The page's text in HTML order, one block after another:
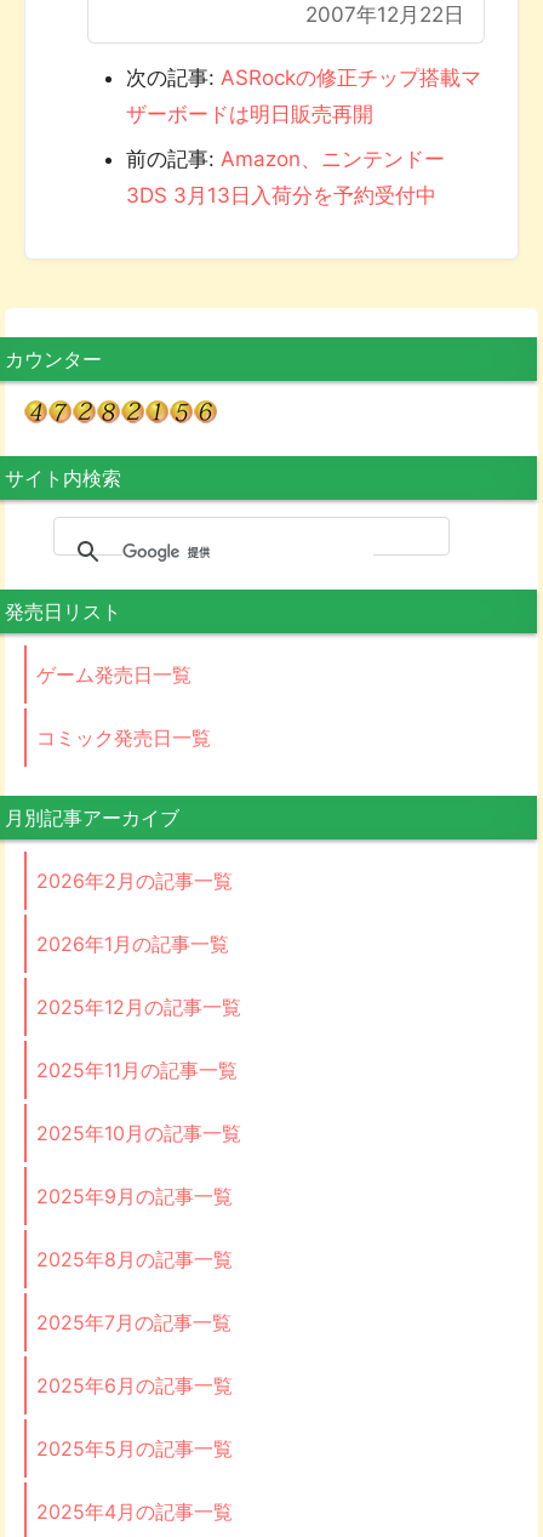
2007年12月22日
次の記事: ASRockの修正チップ搭載マ
ザーボードは明日販売再開
前の記事: Amazon、ニンテンドー
3DS 3月13日入荷分を予約受付中
カウンター
サイト内検索
発売日リスト
ゲーム発売日一覧
コミック発売日一覧
月別記事アーカイブ
2026年2月の記事一覧
2026年1月の記事一覧
2025年12月の記事一覧
2025年11月の記事一覧
2025年10月の記事一覧
2025年9月の記事一覧
2025年8月の記事一覧
2025年7月の記事一覧
2025年6月の記事一覧
2025年5月の記事一覧
2025年4月の記事一覧